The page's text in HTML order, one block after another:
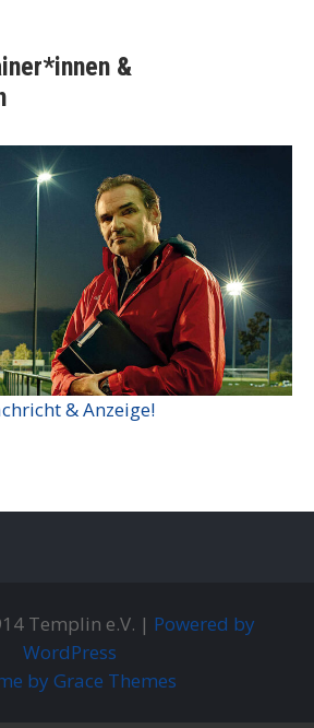
&
& Anzeige!
Templin e.V. | Powered by
WordPress
by Grace Themes